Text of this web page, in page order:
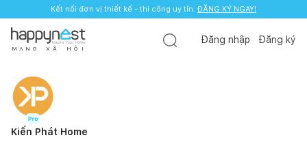
Kết nối đơn vị thiết kế - thi công uy tín. ĐĂNG KÝ NGAY!
M Ạ N G X Ã H Ộ I
Đăng nhập Đăng ký
Kiến Phát Home